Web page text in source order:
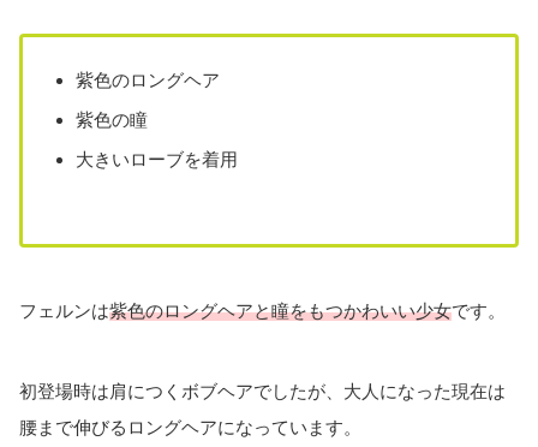
紫色のロングヘア
紫色の瞳
大きいローブを着用
フェルンは紫色のロングヘアと瞳をもつかわいい少女です。
初登場時は肩につくボブヘアでしたが、大人になった現在は
腰まで伸びるロングヘアになっています。